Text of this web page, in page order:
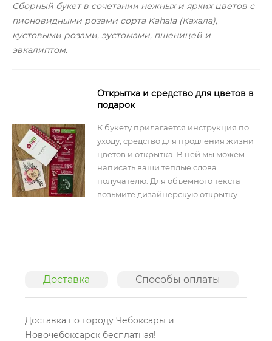
Сборный букет в сочетании нежных и ярких цветов с
пионовидными розами сорта Kahala (Кахала),
кустовыми розами, эустомами, пшеницей и
эвкалиптом.
Открытка и средство для цветов в
подарок
К букету прилагается инструкция по
уходу, средство для продления жизни
цветов и открытка. В ней мы можем
написать ваши теплые слова
получателю. Для объемного текста
возьмите дизайнерскую открытку.
Доставка Способы оплаты
Доставка по городу Чебоксары и
Новочебоксарск бесплатная!